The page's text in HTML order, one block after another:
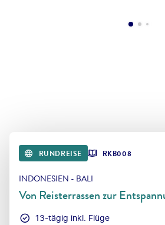
RUNDREISE RKB008
INDONESIEN - BALI
Von Reisterrassen zur
13-tägig inkl. Flüge